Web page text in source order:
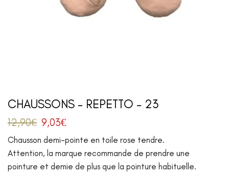
CHAUSSONS – REPETTO – 23
12,90€ 9,03€
Chausson demi-pointe en toile rose tendre.
Attention, la marque recommande de prendre une
pointure et demie de plus que la pointure habituelle.